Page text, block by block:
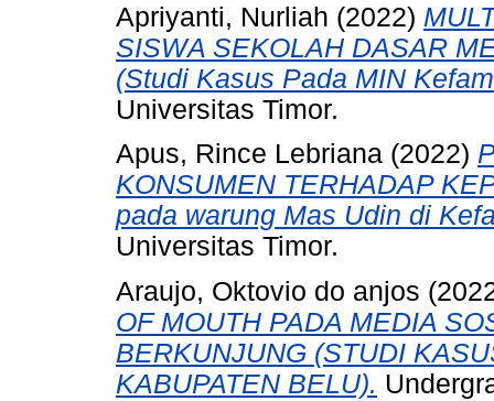
Apriyanti, Nurliah (2022)
SISWA SEKOLAH DASAR
(Studi Kasus Pada MIN
Universitas Timor.
Apus, Rince Lebriana (2022)
KONSUMEN TERHADAP
pada warung Mas Udin di
Universitas Timor.
Araujo, Oktovio do anjos
OF MOUTH PADA MEDIA
BERKUNJUNG (STUDI
KABUPATEN BELU).